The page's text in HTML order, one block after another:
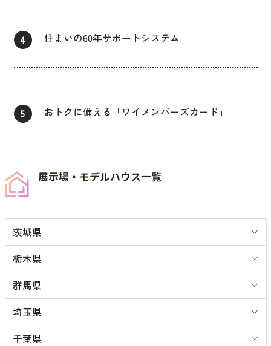
4 住まいの60年サポートシステム
5 おトクに備える「ワイメンバーズカード」
展示場・モデルハウス一覧
茨城県
栃木県
群馬県
埼玉県
千葉県